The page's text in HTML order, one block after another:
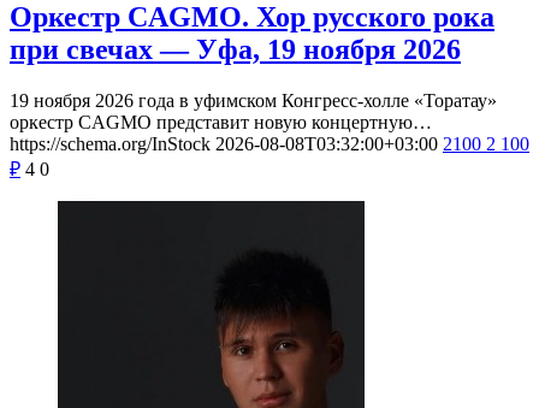
Оркестр CAGMO. Хор русского рока
при свечах — Уфа, 19 ноября 2026
19 ноября 2026 года в уфимском Конгресс-холле «Торатау»
оркестр CAGMO представит новую концертную…
https://schema.org/InStock 2026-08-08T03:32:00+03:00 2100 2 100
₽ 4 0